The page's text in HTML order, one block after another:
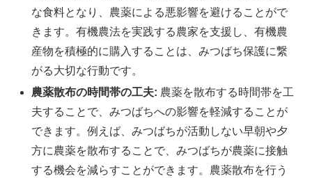
な食料となり、農薬による悪影響を避けることがで
きます。有機農法を実践する農家を支援し、有機農
産物を積極的に購入することは、みつばち保護に繋
がる大切な行動です。
農薬散布の時間帯の工夫: 農薬を散布する時間帯を工
夫することで、みつばちへの影響を軽減することが
できます。例えば、みつばちが活動しない早朝や夕
方に農薬を散布することで、みつばちが農薬に接触
する機会を減らすことができます。農薬散布を行う